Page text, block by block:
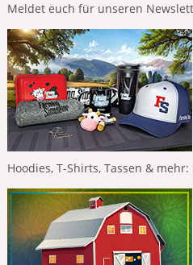
Meldet euch für unseren
Hoodies, T-Shirts, Tassen &